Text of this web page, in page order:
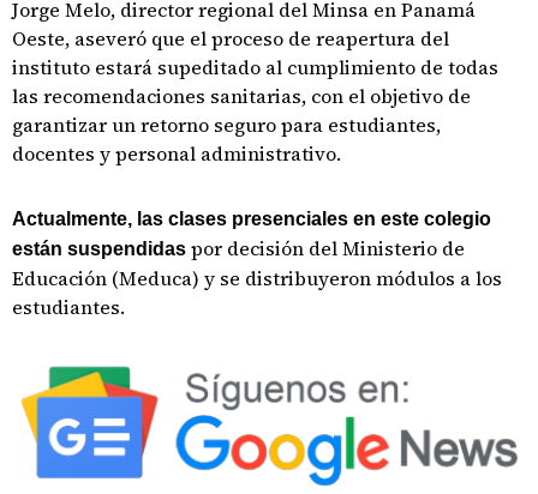
Jorge Melo, director regional del Minsa en Panamá
Oeste, aseveró que el proceso de reapertura del
instituto estará supeditado al cumplimiento de todas
las recomendaciones sanitarias, con el objetivo de
garantizar un retorno seguro para estudiantes,
docentes y personal administrativo.
Actualmente, las clases presenciales en este colegio
están suspendidas por decisión del Ministerio de
Educación (Meduca) y se distribuyeron módulos a los
estudiantes.